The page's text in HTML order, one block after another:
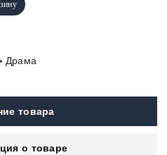
Драма
товара
о товаре